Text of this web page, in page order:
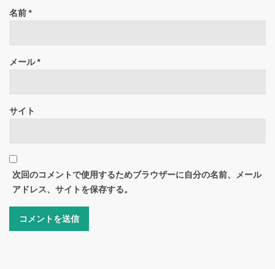
名前*
メール*
サイト
次回のコメントで使用するためブラウザーに自分の名前、メール
アドレス、サイトを保存する。